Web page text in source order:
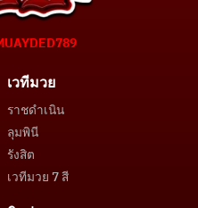
เวทีมวย
ราชดำเนิน
ลุมพินี
รังสิต
เวทีมวย 7 สี